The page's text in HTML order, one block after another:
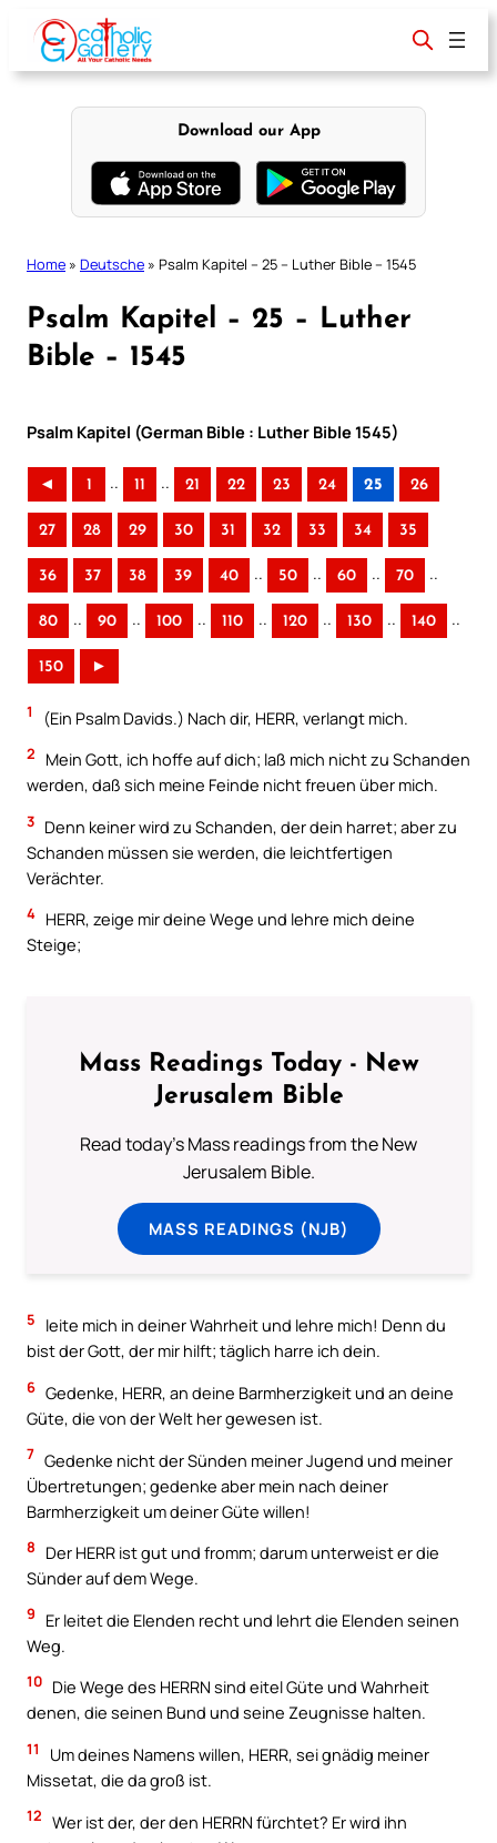
content
Download our App
Home » Deutsche » Psalm Kapitel – 25 – Luther Bible – 1545
Psalm Kapitel – 25 – Luther
Bible – 1545
Psalm Kapitel (German Bible : Luther Bible 1545)
◄ 1 .. 11 .. 21 22 23 24 25 26
27 28 29 30 31 32 33 34 35
36 37 38 39 40 .. 50 .. 60 .. 70 ..
80 .. 90 .. 100 .. 110 .. 120 .. 130 .. 140 ..
150 ►
1 (Ein Psalm Davids.) Nach dir, HERR, verlangt mich.
2
Mein Gott, ich hoffe auf dich; laß mich nicht zu Schanden
werden, daß sich meine Feinde nicht freuen über mich.
3 Denn keiner wird zu Schanden, der dein harret; aber zu
Schanden müssen sie werden, die leichtfertigen
Verächter.
4 HERR, zeige mir deine Wege und lehre mich deine
Steige;
Mass Readings Today - New
Jerusalem Bible
Read today's Mass readings from the New
Jerusalem Bible.
MASS READINGS (NJB)
5
leite mich in deiner Wahrheit und lehre mich! Denn du
bist der Gott, der mir hilft; täglich harre ich dein.
6 Gedenke, HERR, an deine Barmherzigkeit und an deine
Güte, die von der Welt her gewesen ist.
7 Gedenke nicht der Sünden meiner Jugend und meiner
Übertretungen; gedenke aber mein nach deiner
Barmherzigkeit um deiner Güte willen!
8
Der HERR ist gut und fromm; darum unterweist er die
Sünder auf dem Wege.
9
Er leitet die Elenden recht und lehrt die Elenden seinen
Weg.
10 Die Wege des HERRN sind eitel Güte und Wahrheit
denen, die seinen Bund und seine Zeugnisse halten.
11
Um deines Namens willen, HERR, sei gnädig meiner
Missetat, die da groß ist.
12 Wer ist der, der den HERRN fürchtet? Er wird ihn